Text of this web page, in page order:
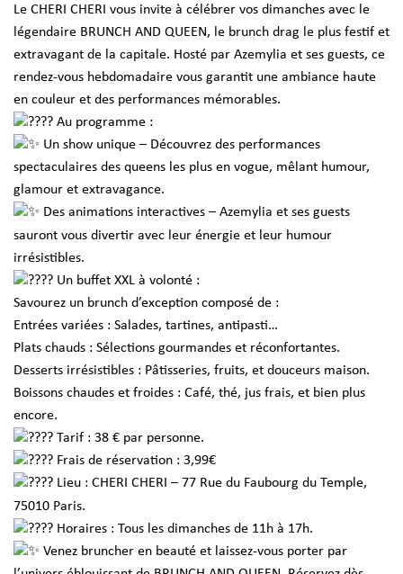
Le CHERI CHERI vous invite à célébrer vos dimanches avec le
légendaire BRUNCH AND QUEEN, le brunch drag le plus festif et
extravagant de la capitale. Hosté par Azemylia et ses guests, ce
rendez-vous hebdomadaire vous garantit une ambiance haute
en couleur et des performances mémorables.
Au programme :
Un show unique – Découvrez des performances
spectaculaires des queens les plus en vogue, mêlant humour,
glamour et extravagance.
Des animations interactives – Azemylia et ses guests
sauront vous divertir avec leur énergie et leur humour
irrésistibles.
Un buffet XXL à volonté :
Savourez un brunch d’exception composé de :
Entrées variées : Salades, tartines, antipasti…
Plats chauds : Sélections gourmandes et réconfortantes.
Desserts irrésistibles : Pâtisseries, fruits, et douceurs maison.
Boissons chaudes et froides : Café, thé, jus frais, et bien plus
encore.
Tarif : 38 € par personne.
Frais de réservation : 3,99€
Lieu : CHERI CHERI – 77 Rue du Faubourg du Temple,
75010 Paris.
Horaires : Tous les dimanches de 11h à 17h.
Venez bruncher en beauté et laissez-vous porter par